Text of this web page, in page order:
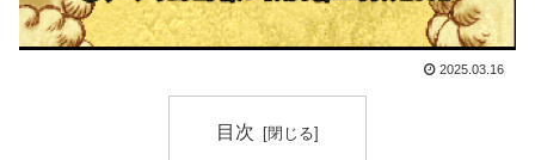
2025.03.16
目次